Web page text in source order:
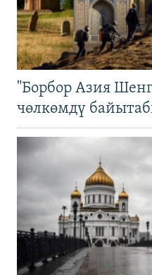
"Борбор Азия
чөлкөмдү